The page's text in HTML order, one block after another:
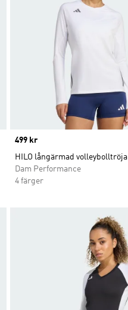
Price
499 kr
HILO långärmad volleybolltröja
Dam Performance
4 färger
Lägg till på önskelistan